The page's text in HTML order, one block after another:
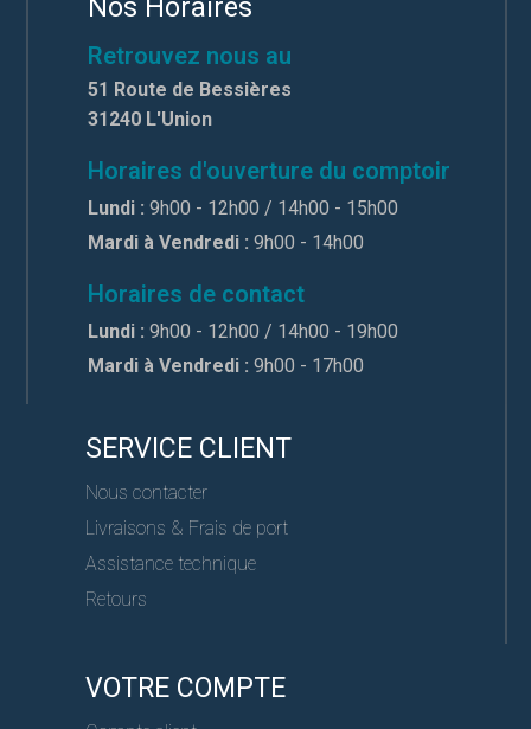
Nos Horaires
Retrouvez nous au
51 Route de Bessières
31240 L'Union
Horaires d'ouverture du comptoir
Lundi : 9h00 - 12h00 / 14h00 - 15h00
Mardi à Vendredi : 9h00 - 14h00
Horaires de contact
Lundi : 9h00 - 12h00 / 14h00 - 19h00
Mardi à Vendredi : 9h00 - 17h00
SERVICE CLIENT
Nous contacter
Livraisons & Frais de port
Assistance technique
Retours
VOTRE COMPTE